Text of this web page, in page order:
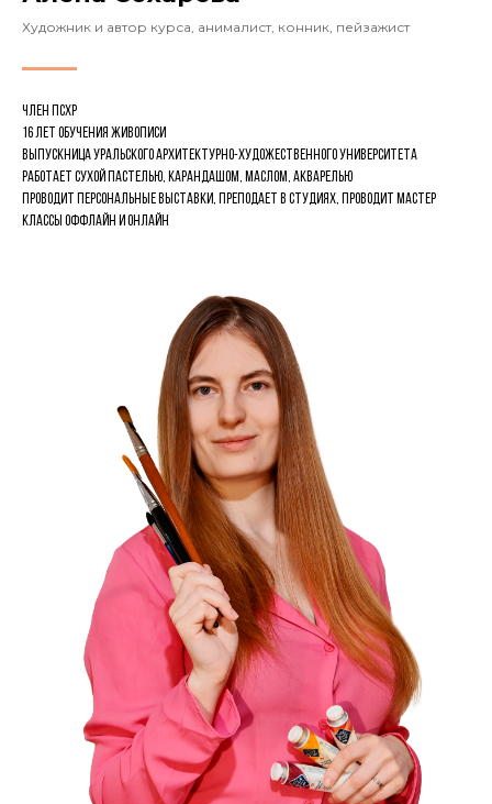
Художник и автор курса, анималист, конник, пейзажист
Член ПСХР
16 лет обучения живописи
Выпускница Уральского архитектурно-художественного университета
Работает сухой пастелью, карандашом, маслом, акварелью
Проводит персональные выставки, преподает в студиях, проводит мастер
классы оффлайн и онлайн